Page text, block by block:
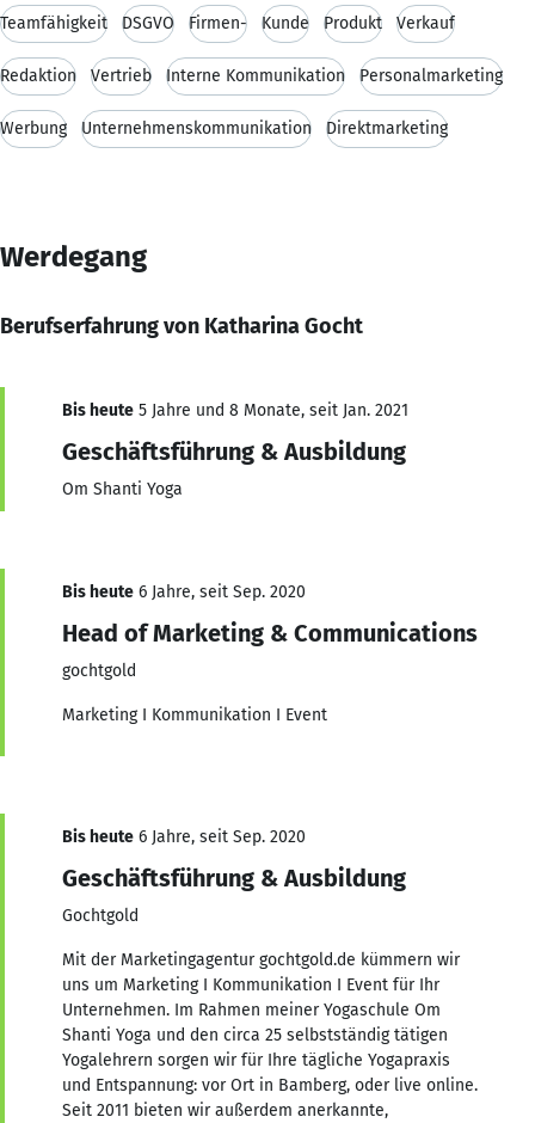
Teamfähigkeit DSGVO Firmen- Kunde Produkt Verkauf
Redaktion Vertrieb Interne Kommunikation Personalmarketing
Werbung Unternehmenskommunikation Direktmarketing
Werdegang
Berufserfahrung von Katharina Gocht
Bis heute 5 Jahre und 8 Monate, seit Jan. 2021
Geschäftsführung & Ausbildung
Om Shanti Yoga
Bis heute 6 Jahre, seit Sep. 2020
Head of Marketing & Communications
gochtgold
Marketing I Kommunikation I Event
Bis heute 6 Jahre, seit Sep. 2020
Geschäftsführung & Ausbildung
Gochtgold
Mit der Marketingagentur gochtgold.de kümmern wir
uns um Marketing I Kommunikation I Event für Ihr
Unternehmen. Im Rahmen meiner Yogaschule Om
Shanti Yoga und den circa 25 selbstständig tätigen
Yogalehrern sorgen wir für Ihre tägliche Yogapraxis
und Entspannung: vor Ort in Bamberg, oder live online.
Seit 2011 bieten wir außerdem anerkannte,